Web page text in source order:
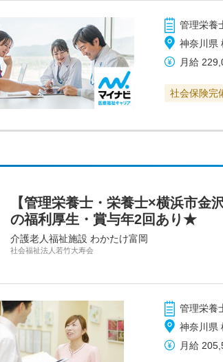
管理栄養
神奈川県
月給
社会保険完
【管理栄養士・栄養士×横浜市
の福利厚生・賞与年2回あり★
介護老人福祉施設 わかたけ富岡
社会福祉法人若竹大寿会
管理栄養
神奈川県
月給